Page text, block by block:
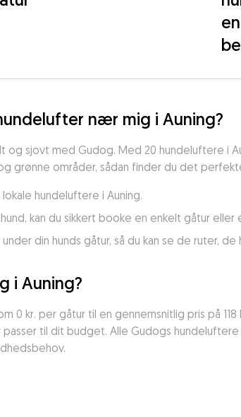
nær mig i Auning?
sjovt med Gudog. Med 20 hundeluftere i
grønne områder, sådan finder du det
hundeluftere i Auning.
kan du sikkert booke en enkelt gåtur
din hunds gåtur, så du kan se de ruter, de
i Auning?
0 kr. per gåtur til en gennemsnitlig pris på
til dit budget. Alle Gudogs